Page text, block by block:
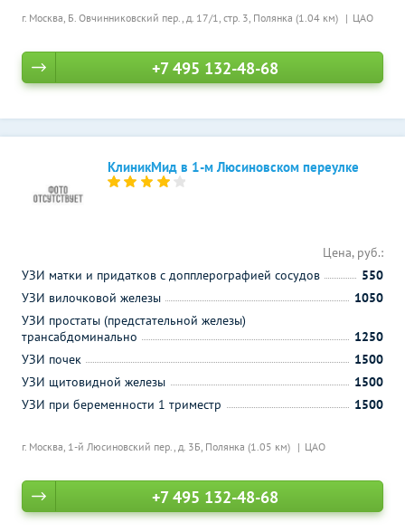
г. Москва, Б. Овчинниковский пер., д. 17/1, стр. 3, Полянка (1.04 км) ЦАО
+7 495 132-48-68
КлиникМид в 1-м Люсиновском переулке
г. Москва, 1-й Люсиновский пер., д. 3Б, Полянка (1.05 км) ЦАО
Цена, руб.:
УЗИ матки и придатков с допплерографией сосудов
550
УЗИ вилочковой железы
1050
УЗИ простаты (предстательной железы)
трансабдоминально
1250
УЗИ почек
1500
УЗИ щитовидной железы
1500
УЗИ при беременности 1 триместр
1500
+7 495 132-48-68